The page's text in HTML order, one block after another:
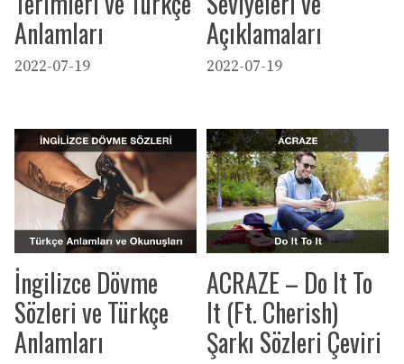
Anlamları
2022-07-19
Açıklamaları
2022-07-19
İngilizce Dövme
Sözleri ve Türkçe
Anlamları
ACRAZE – Do It To
It (Ft. Cherish)
Şarkı Sözleri Çeviri